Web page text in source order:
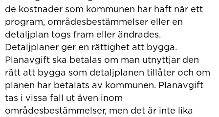
de kostnader som kommunen har haft när ett
program, områdesbestämmelser eller en
detaljplan togs fram eller ändrades.
Detaljplaner ger en rättighet att bygga.
Planavgift ska betalas om man utnyttjar den
rätt att bygga som detaljplanen tillåter och om
planen har betalats av kommunen. Planavgift
tas i vissa fall ut även inom
områdesbestämmelser, men det är inte lika